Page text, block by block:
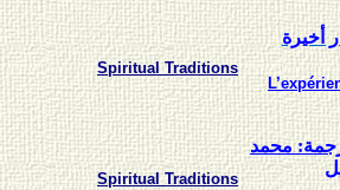
Spiritual Traditions
أخيرة
Spiritual Traditions
محمد